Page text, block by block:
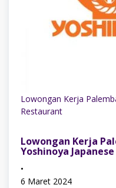
Lowongan Kerja
Restaurant
Lowongan Kerja
Yoshinoya
•
6 Maret 2024